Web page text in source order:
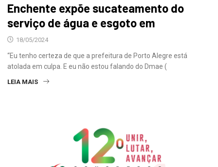
Enchente expõe sucateamento do
serviço de água e esgoto em
18/05/2024
“Eu tenho certeza de que a prefeitura de Porto Alegre está
atolada em culpa. E eu não estou falando do Dmae (
LEIA MAIS